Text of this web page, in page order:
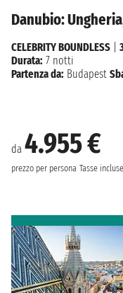
Danubio:
da 4.955 €
prezzo per persona Tasse incluse
CELEBRITY BOUNDLESS
Durata: 7 notti
Partenza da: Budapest